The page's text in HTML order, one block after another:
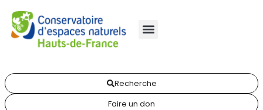
Recherche
Faire un don